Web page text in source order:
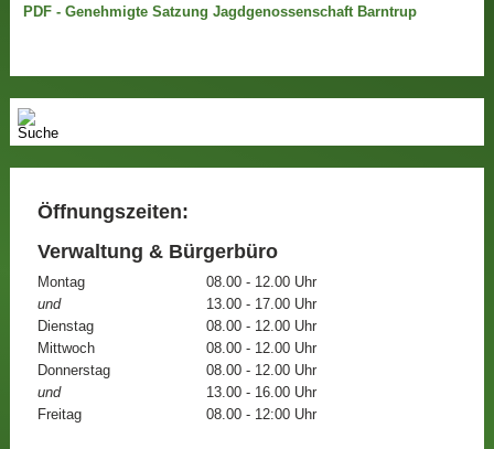
PDF - Genehmigte Satzung Jagdgenossenschaft Barntrup
Öffnungszeiten:
Verwaltung & Bürgerbüro
Montag
08.00 - 12.00 Uhr
und
13.00 - 17.00 Uhr
Dienstag
08.00 - 12.00 Uhr
Mittwoch
08.00 - 12.00 Uhr
Donnerstag
08.00 - 12.00 Uhr
und
13.00 - 16.00 Uhr
Freitag
08.00 - 12:00 Uhr